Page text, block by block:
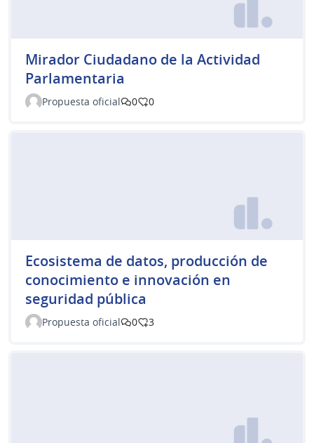
Mirador Ciudadano de la Actividad
Parlamentaria
Propuesta oficial 0 0
Ecosistema de datos, producción de
conocimiento e innovación en
seguridad pública
Propuesta oficial 0 3